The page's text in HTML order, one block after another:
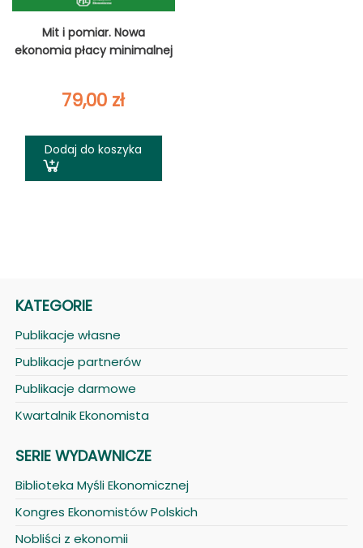
Mit i pomiar. Nowa
ekonomia płacy minimalnej
79,00 zł
Dodaj do koszyka
KATEGORIE
Publikacje własne
Publikacje partnerów
Publikacje darmowe
Kwartalnik Ekonomista
SERIE WYDAWNICZE
Biblioteka Myśli Ekonomicznej
Kongres Ekonomistów Polskich
Nobliści z ekonomii